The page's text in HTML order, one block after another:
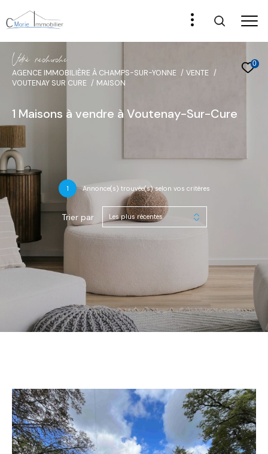
0
Vore recece
AGENCE IMMOBILIÈRE À CHAMPS-SUR-YONNE
VENTE
VOUTENAY SUR CURE
MAISON
1 Maisons à vendre à Voutenay-Sur-Cure
1 Annonce(s) trouvée(s) selon vos critères
Trier par Les plus récentes